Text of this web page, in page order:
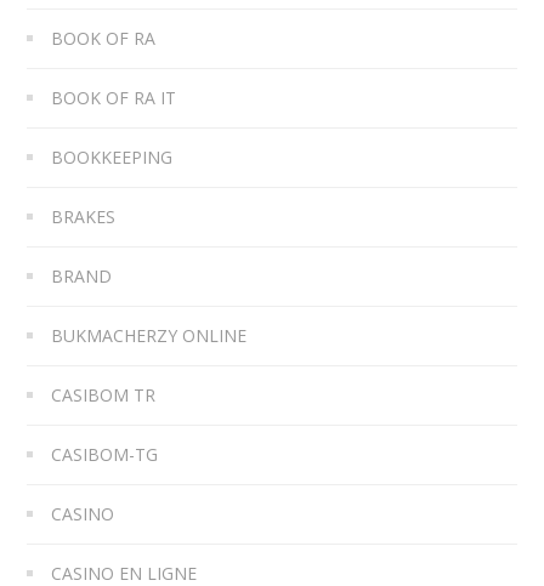
BOOK OF RA
BOOK OF RA IT
BOOKKEEPING
BRAKES
BRAND
BUKMACHERZY ONLINE
CASIBOM TR
CASIBOM-TG
CASINO
CASINO EN LIGNE